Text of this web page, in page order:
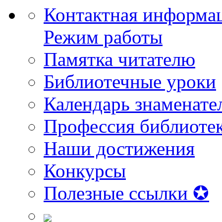
Контактная
Режим работы
Памятка читателю
Библиотечные уроки
Календарь
Профессия
Наши достижения
Конкурсы
Полезные ссылки ✪